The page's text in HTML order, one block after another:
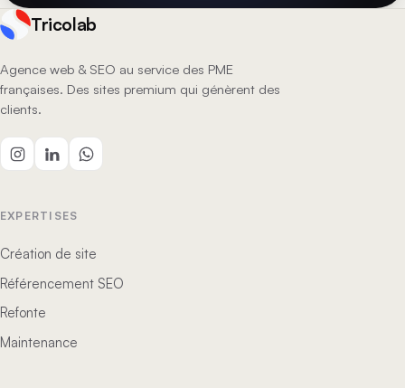
Tricolab
Agence web & SEO au service des PME
françaises. Des sites premium qui génèrent des
clients.
EXPERTISES
Création de site
Référencement SEO
Refonte
Maintenance